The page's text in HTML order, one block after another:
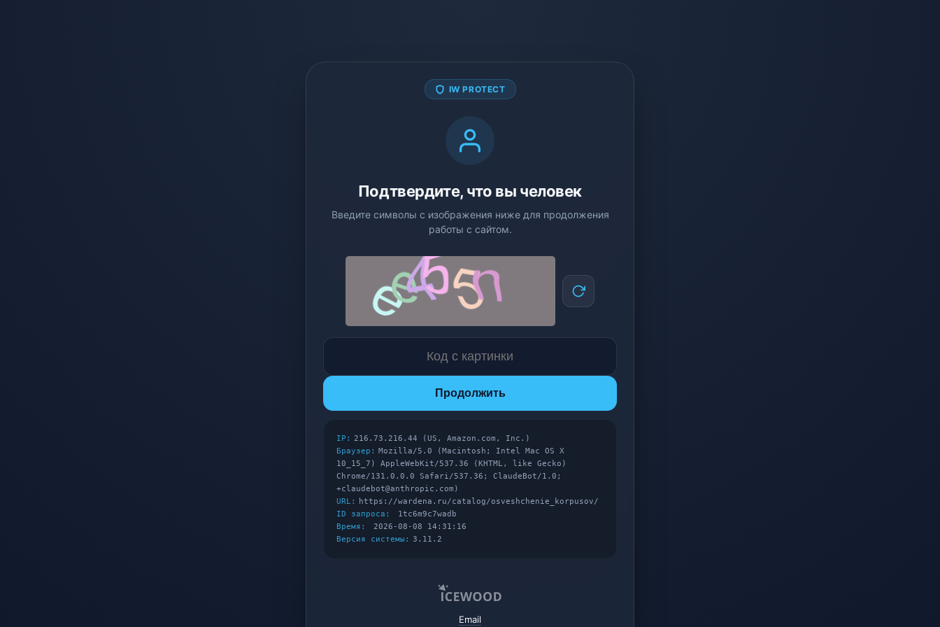
IW PROTECT
Подтвердите, что вы человек
Введите символы с изображения ниже для продолжения
работы с сайтом.
Продолжить
IP: 216.73.216.44 (US, Amazon.com, Inc.)
Браузер: Mozilla/5.0 (Macintosh; Intel Mac OS X
10_15_7) AppleWebKit/537.36 (KHTML, like Gecko)
Chrome/131.0.0.0 Safari/537.36; ClaudeBot/1.0;
+claudebot@anthropic.com)
URL:
https://wardena.ru/catalog/osveshchenie_korpusov/
ID запроса:
1tc6m9c7wadb
Время:
2026-08-08 14:31:16
Версия системы: 3.11.2
Email